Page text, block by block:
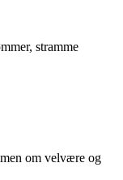
stramme
om velvære og